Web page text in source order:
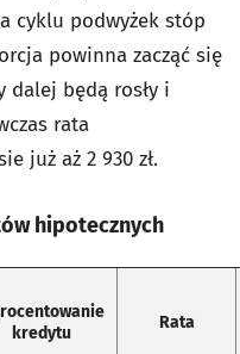
cyklu podwyżek stóp
powinna zacząć się
dalej będą rosły i
rata
już aż 2 930 zł.
hipotecznych
kredytu
Rata